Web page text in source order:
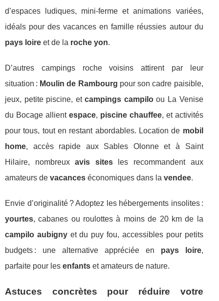
d’espaces ludiques, mini-ferme et animations variées,
idéals pour des vacances en famille réussies autour du
pays loire et de la roche yon.
D’autres campings roche voisins attirent par leur
situation : Moulin de Rambourg pour son cadre paisible,
jeux, petite piscine, etcampings campiloou La Venise
du Bocage allient espace, piscine chauffee, et activités
pour tous, tout en restant abordables. Location de mobil
home, accès rapide aux Sables Olonne et à Saint
Hilaire, nombreuxavis sitesles recommandent aux
amateurs de vacances économiques dans la vendee.
Envie d’originalité ? Adoptez les hébergements insolites :
yourtes, cabanes ou roulottes à moins de 20 km de la
campilo aubignyet du puy fou, accessibles pour petits
budgets : une alternative appréciée en pays loire,
parfaite pour les enfants et amateurs de nature.
Astuces concrètes pour réduire votre